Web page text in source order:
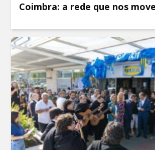
Coimbra: a rede que nos